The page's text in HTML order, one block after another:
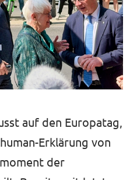
auf den Europatag,
Erklärung von
der